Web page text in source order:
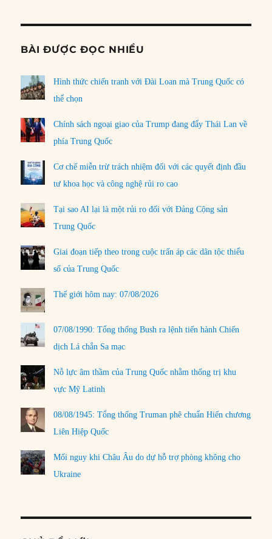
BÀI ĐƯỢC ĐỌC NHIỀU
Hình thức chiến tranh với Đài Loan mà Trung Quốc có
thể chọn
Chính sách ngoại giao của Trump đang đẩy Thái Lan về
phía Trung Quốc
Cơ chế miễn trừ trách nhiệm đối với các quyết định đầu
tư khoa học và công nghệ rủi ro cao
Tại sao AI lại là một rủi ro đối với Đảng Cộng sản
Trung Quốc
Giai đoạn tiếp theo trong cuộc trấn áp các dân tộc thiểu
số của Trung Quốc
Thế giới hôm nay: 07/08/2026
07/08/1990: Tổng thống Bush ra lệnh tiến hành Chiến
dịch Lá chắn Sa mạc
Nỗ lực âm thầm của Trung Quốc nhằm thống trị khu
vực Mỹ Latinh
08/08/1945: Tổng thống Truman phê chuẩn Hiến chương
Liên Hiệp Quốc
Mối nguy khi Châu Âu do dự hỗ trợ phòng không cho
Ukraine